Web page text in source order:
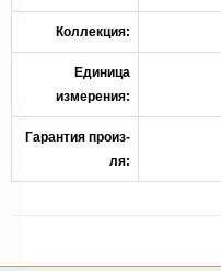
Коллекция:
Единица
измерения:
Гарантия произ-
ля: